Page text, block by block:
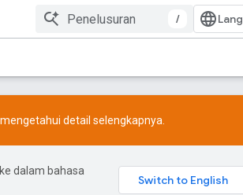
/
detail selengkapnya.
dalam bahasa